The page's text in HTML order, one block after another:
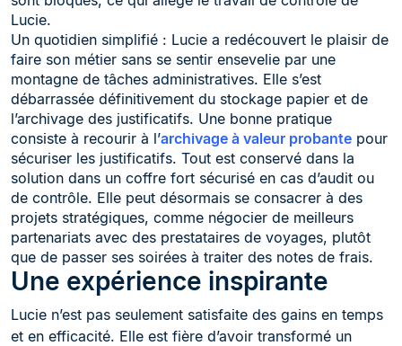
Lucie.
Un quotidien simplifié : Lucie a redécouvert le plaisir de
faire son métier sans se sentir ensevelie par une
montagne de tâches administratives. Elle s’est
débarrassée définitivement du stockage papier et de
l’archivage des justificatifs. Une bonne pratique
consiste à recourir à l’archivage à valeur probante pour
sécuriser les justificatifs. Tout est conservé dans la
solution dans un coffre fort sécurisé en cas d’audit ou
de contrôle. Elle peut désormais se consacrer à des
projets stratégiques, comme négocier de meilleurs
partenariats avec des prestataires de voyages, plutôt
que de passer ses soirées à traiter des notes de frais.
Une expérience inspirante
Lucie n’est pas seulement satisfaite des gains en temps
et en efficacité. Elle est fière d’avoir transformé un